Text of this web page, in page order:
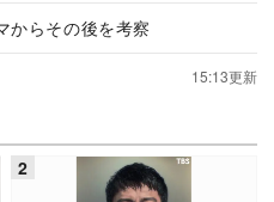
からその後を考察
15:13更新